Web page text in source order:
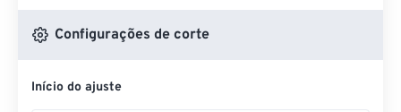
Configurações de corte
Início do ajuste